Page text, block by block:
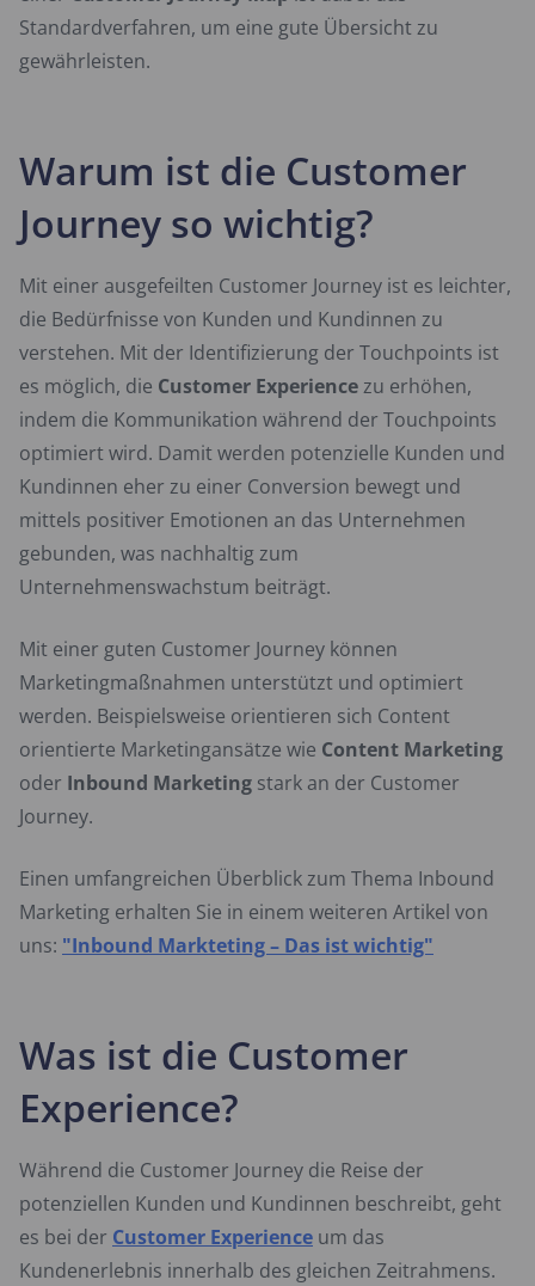
Standardverfahren, um eine gute Übersicht zu
gewährleisten.
Warum ist die Customer
Journey so wichtig?
Mit einer ausgefeilten Customer Journey ist es leichter,
die Bedürfnisse von Kunden und Kundinnen zu
verstehen. Mit der Identifizierung der Touchpoints ist
es möglich, die Customer Experiencezu erhöhen,
indem die Kommunikation während der Touchpoints
optimiert wird. Damit werden potenzielle Kunden und
Kundinnen eher zu einer Conversion bewegt und
mittels positiver Emotionen an das Unternehmen
gebunden, was nachhaltig zum
Unternehmenswachstum beiträgt.
Mit einer guten Customer Journey können
Marketingmaßnahmen unterstützt und optimiert
werden. Beispielsweise orientieren sich Content
orientierte Marketingansätze wie Content Marketing
oder Inbound Marketing stark an der Customer
Journey.
Einen umfangreichen Überblick zum Thema Inbound
Marketing erhalten Sie in einem weiteren Artikel von
uns: "Inbound Markteting – Das ist wichtig"
Was ist die Customer
Experience?
Während die Customer Journey die Reise der
potenziellen Kunden und Kundinnen beschreibt, geht
es bei der Customer Experience um das
Kundenerlebnis innerhalb des gleichen Zeitrahmens.